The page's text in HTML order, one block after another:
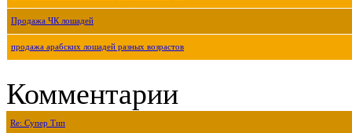
Продажа ЧК лошадей
продажа арабских лошадей разных возрастов
Комментарии
Re: Супер Тип